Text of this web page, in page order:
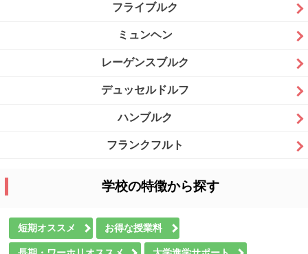
フライブルク
ミュンヘン
レーゲンスブルク
デュッセルドルフ
ハンブルク
フランクフルト
学校の特徴から探す
短期オススメ お得な授業料